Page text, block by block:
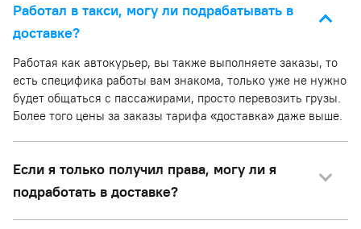
Работал в такси, могу ли подрабатывать в
доставке?
Работая как автокурьер, вы также выполняете заказы, то
есть специфика работы вам знакома, только уже не нужно
будет общаться с пассажирами, просто перевозить грузы.
Более того цены за заказы тарифа «доставка» даже выше.
Если я только получил права, могу ли я
подработать в доставке?